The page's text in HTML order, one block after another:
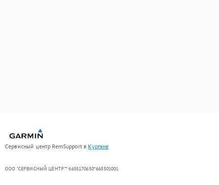
Сервисный центр RemSupport в Кургане
ООО "СЕРВИСНЫЙ ЦЕНТР"* 6685170650*668501001